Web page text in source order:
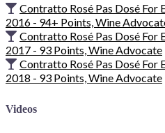
Contratto Rosé Pas Dosé For
2016 - 94+ Points, Wine
Contratto Rosé Pas Dosé For
2017 - 93 Points, Wine Advocate
Contratto Rosé Pas Dosé For
2018 - 93 Points, Wine Advocate
Videos